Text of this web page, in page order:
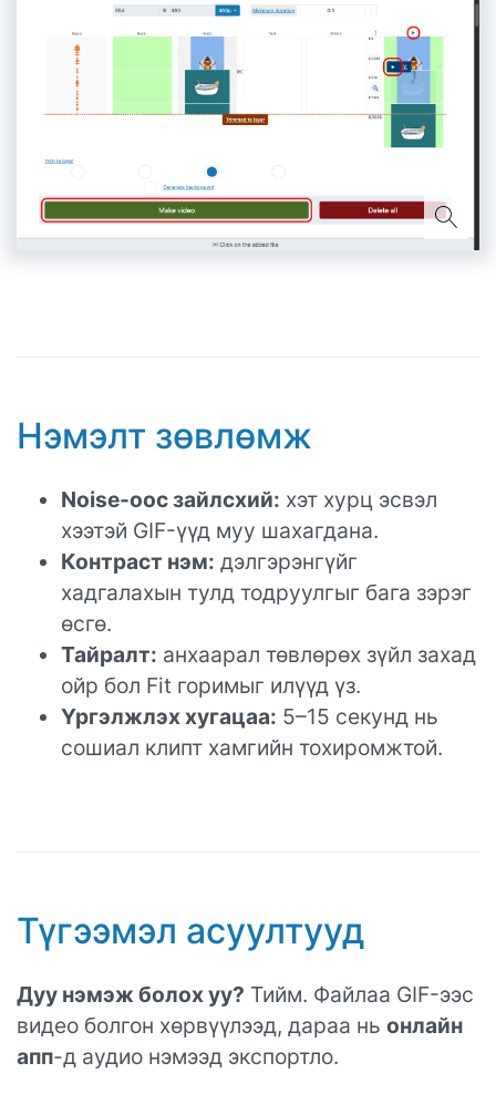
Нэмэлт зөвлөмж
Noise-оос зайлсхий: хэт хурц эсвэл
хээтэй GIF-үүд муу шахагдана.
Контраст нэм: дэлгэрэнгүйг
хадгалахын тулд тодруулгыг бага зэрэг
өсгө.
Тайралт: анхаарал төвлөрөх зүйл захад
ойр бол Fit горимыг илүүд үз.
Үргэлжлэх хугацаа: 5–15 секунд нь
сошиал клипт хамгийн тохиромжтой.
Түгээмэл асуултууд
Дуу нэмэж болох уу? Тийм. Файлаа GIF-ээс
видео болгон хөрвүүлээд, дараа нь онлайн
апп-д аудио нэмээд экспортло.